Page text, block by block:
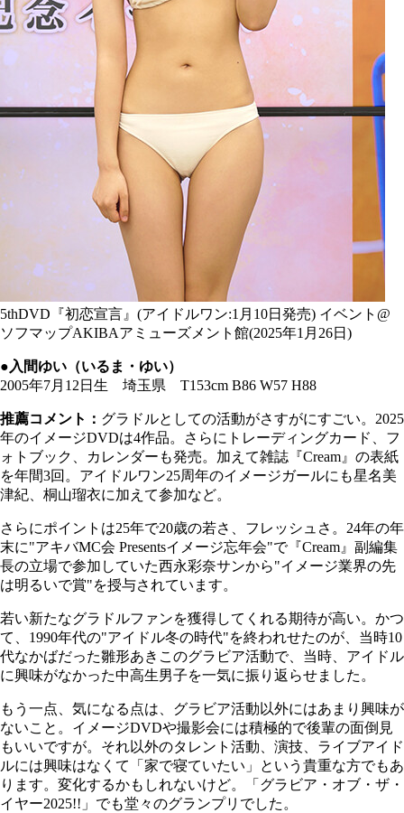
5thDVD『初恋宣言』(アイドルワン:1月10日発売) イベント@
ソフマップAKIBAアミューズメント館(2025年1月26日)
●入間ゆい（いるま・ゆい）
2005年7月12日生 埼玉県 T153cm B86 W57 H88
推薦コメント： グラドルとしての活動がさすがにすごい。2025
年のイメージDVDは4作品。さらにトレーディングカード、フ
ォトブック、カレンダーも発売。加えて雑誌『Cream』の表紙
を年間3回。アイドルワン25周年のイメージガールにも星名美
津紀、桐山瑠衣に加えて参加など。
さらにポイントは25年で20歳の若さ、フレッシュさ。24年の年
末に"アキバMC会 Presentsイメージ忘年会"で『Cream』副編集
長の立場で参加していた西永彩奈サンから"イメージ業界の先
は明るいで賞"を授与されています。
若い新たなグラドルファンを獲得してくれる期待が高い。かつ
て、1990年代の"アイドル冬の時代"を終われせたのが、当時10
代なかばだった雛形あきこのグラビア活動で、当時、アイドル
に興味がなかった中高生男子を一気に振り返らせました。
もう一点、気になる点は、グラビア活動以外にはあまり興味が
ないこと。イメージDVDや撮影会には積極的で後輩の面倒見
もいいですが。それ以外のタレント活動、演技、ライブアイド
ルには興味はなくて「家で寝ていたい」という貴重な方でもあ
ります。変化するかもしれないけど。「グラビア・オブ・ザ・
イヤー2025!!」でも堂々のグランプリでした。